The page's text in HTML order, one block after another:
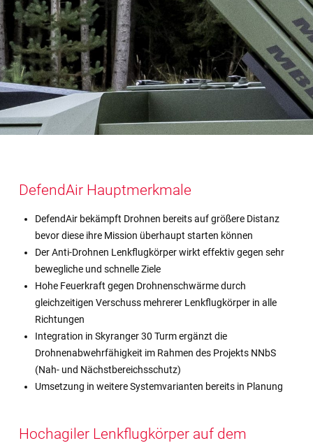
DefendAir Hauptmerkmale
DefendAir bekämpft Drohnen bereits auf größere Distanz
bevor diese ihre Mission überhaupt starten können
Der Anti-Drohnen Lenkflugkörper wirkt effektiv gegen sehr
bewegliche und schnelle Ziele
Hohe Feuerkraft gegen Drohnenschwärme durch
gleichzeitigen Verschuss mehrerer Lenkflugkörper in alle
Richtungen
Integration in Skyranger 30 Turm ergänzt die
Drohnenabwehrfähigkeit im Rahmen des Projekts NNbS
(Nah- und Nächstbereichsschutz)
Umsetzung in weitere Systemvarianten bereits in Planung
Hochagiler Lenkflugkörper auf dem